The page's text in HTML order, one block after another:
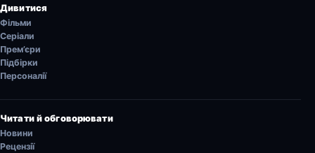
Дивитися
Фільми
Серіали
Прем’єри
Підбірки
Персоналії
Читати й обговорювати
Новини
Рецензії